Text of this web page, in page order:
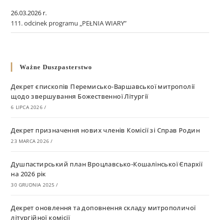
26.03.2026 r.
111. odcinek programu „PEŁNIA WIARY”
Ważne Duszpasterstwo
Декрет єпископів Перемисько-Варшавської митрополії
щодо звершування Божественної Літургії
6 LIPCA 2026 /
Декрет призначення нових членів Комісії зі Справ Родин
23 MARCA 2026 /
Душпастирський план Вроцлавсько-Кошалінської Єпархії
на 2026 рік
30 GRUDNIA 2025 /
Декрет оновлення та доповнення складу митрополичої
літургійної комісії